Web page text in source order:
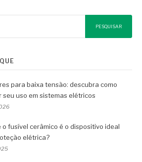
PESQUISAR
para baixa tensão: descubra como
seu uso em sistemas elétricos
o fusível cerâmico é o dispositivo ideal
elétrica?